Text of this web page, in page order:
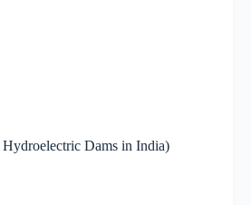
Hydroelectric Dams in India)